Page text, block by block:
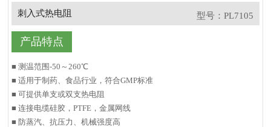
刺入式热电阻 型号：PL7105
产品特点
■ 测温范围-50～260℃
■ 适用于制药、食品行业，符合GMP标准
■ 可提供单支或双支热电阻
■ 连接电缆硅胶，PTFE，金属网线
■ 防蒸汽、抗压力、机械强度高